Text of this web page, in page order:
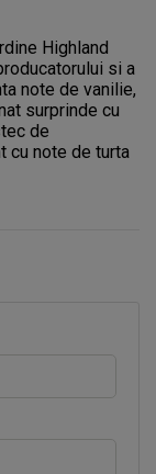
Highland
si a
note de vanilie,
surprinde cu
de
cu note de turta